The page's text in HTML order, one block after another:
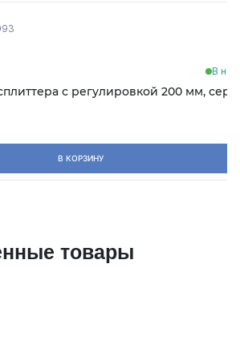
В
с регулировкой 200 мм,
В КОРЗИНУ
товары